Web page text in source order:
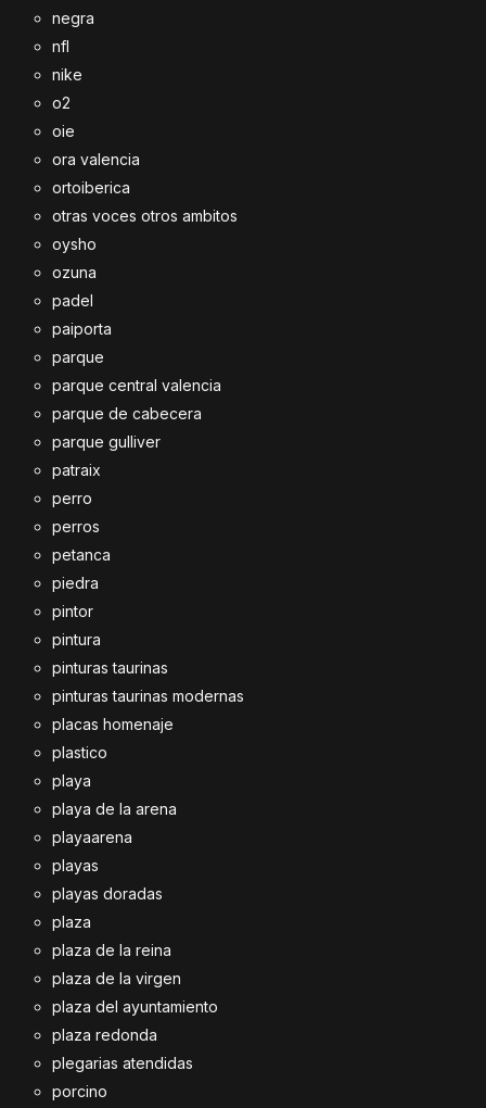
negra
nfl
nike
o2
oie
ora valencia
ortoiberica
otras voces otros ambitos
oysho
ozuna
padel
paiporta
parque
parque central valencia
parque de cabecera
parque gulliver
patraix
perro
perros
petanca
piedra
pintor
pintura
pinturas taurinas
pinturas taurinas modernas
placas homenaje
plastico
playa
playa de la arena
playaarena
playas
playas doradas
plaza
plaza de la reina
plaza de la virgen
plaza del ayuntamiento
plaza redonda
plegarias atendidas
porcino